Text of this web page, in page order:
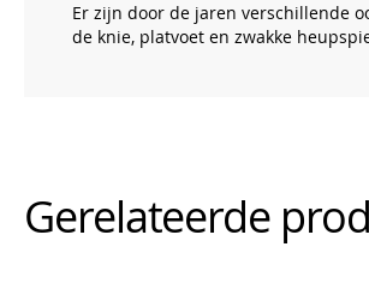
Er zijn door de jaren verschillende
de knie, platvoet en zwakke
Gerelateerde